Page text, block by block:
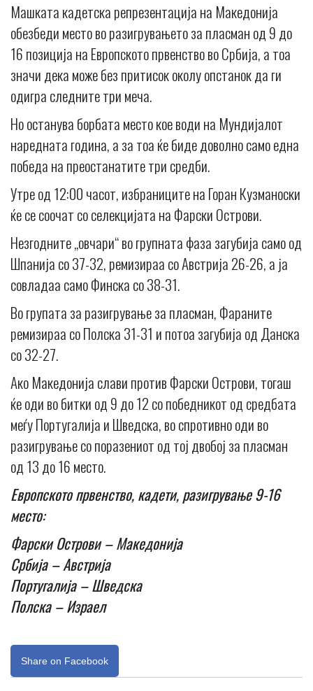
Машката кадетска репрезентација на Македонија
обезбеди место во разигрувањето за пласман од 9 до
16 позиција на Европското првенство во Србија, а тоа
значи дека може без притисок околу опстанок да ги
одигра следните три меча.
Но останува борбата место кое води на Мундијалот
наредната година, а за тоа ќе биде доволно само една
победа на преостанатите три средби.
Утре од 12:00 часот, избраниците на Горан Кузманоски
ќе се соочат со селекцијата на Фарски Острови.
Незгодните „овчари“ во групната фаза загубија само од
Шпанија со 37-32, ремизираа со Австрија 26-26, а ја
совладаа само Финска со 38-31.
Во групата за разигрување за пласман, Фараните
ремизираа со Полска 31-31 и потоа загубија од Данска
со 32-27.
Ако Македонија слави против Фарски Острови, тогаш
ќе оди во битки од 9 до 12 со победникот од средбата
меѓу Португалија и Шведска, во спротивно оди во
разигрување со поразениот од тој двобој за пласман
од 13 до 16 место.
Европското првенство, кадети, разигрување 9-16
место:
Фарски Острови – Македонија
Србија – Австрија
Португалија – Шведска
Полска – Израел
Share on Facebook